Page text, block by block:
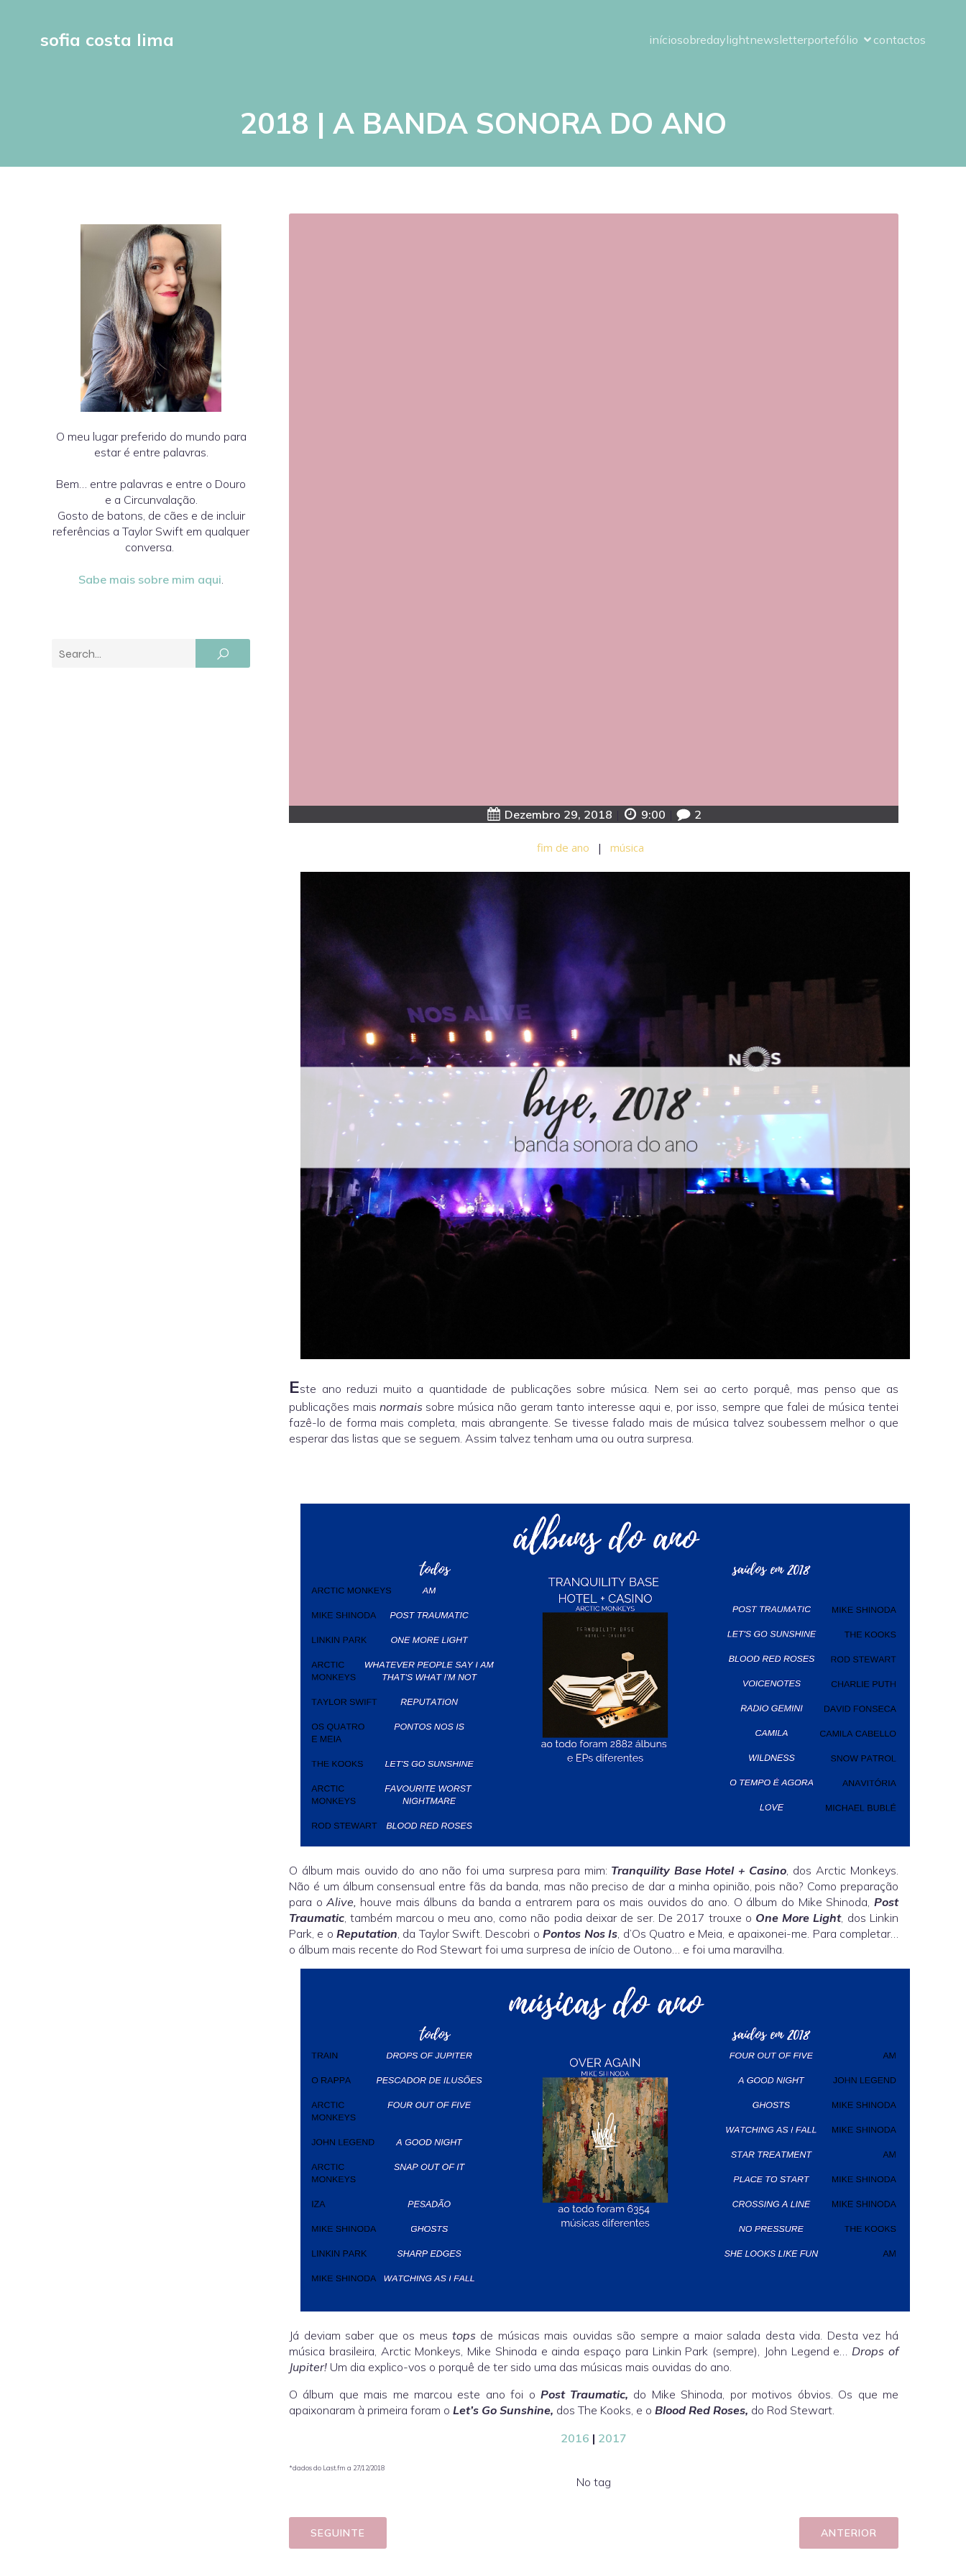
sofia costa lima iníciosobredaylightnewsletterportefólio contactos
2018 | A BANDA SONORA DO ANO
O meu lugar preferido do mundo para
estar é entre palavras.
Bem… entre palavras e entre o Douro
e a Circunvalação.
Gosto de batons, de cães e de incluir
referências a Taylor Swift em qualquer
conversa.
Sabe mais sobre mim aqui.
Dezembro 29, 2018 9:00 2
fim de ano | música
Este ano reduzi muito a quantidade de publicações sobre música. Nem sei ao certo porquê, mas penso que as
publicações mais normais sobre música não geram tanto interesse aqui e, por isso, sempre que falei de música tentei
fazê-lo de forma mais completa, mais abrangente. Se tivesse falado mais de música talvez soubessem melhor o que
esperar das listas que se seguem. Assim talvez tenham uma ou outra surpresa.
O álbum mais ouvido do ano não foi uma surpresa para mim: Tranquility Base Hotel + Casino, dos Arctic Monkeys.
Não é um álbum consensual entre fãs da banda, mas não preciso de dar a minha opinião, pois não? Como preparação
para o Alive, houve mais álbuns da banda a entrarem para os mais ouvidos do ano. O álbum do Mike Shinoda, Post
Traumatic, também marcou o meu ano, como não podia deixar de ser. De 2017 trouxe o One More Light, dos Linkin
Park, e o Reputation, da Taylor Swift. Descobri o Pontos Nos Is, d’Os Quatro e Meia, e apaixonei-me. Para completar…
o álbum mais recente do Rod Stewart foi uma surpresa de início de Outono… e foi uma maravilha.
Já deviam saber que os meus tops de músicas mais ouvidas são sempre a maior salada desta vida. Desta vez há
música brasileira, Arctic Monkeys, Mike Shinoda e ainda espaço para Linkin Park (sempre), John Legend e… Drops of
Jupiter! Um dia explico-vos o porquê de ter sido uma das músicas mais ouvidas do ano.
O álbum que mais me marcou este ano foi o Post Traumatic, do Mike Shinoda, por motivos óbvios. Os que me
apaixonaram à primeira foram o Let’s Go Sunshine, dos The Kooks, e o Blood Red Roses, do Rod Stewart.
2016 | 2017
*dados do Last.fm a 27/12/2018
No tag
SEGUINTE ANTERIOR